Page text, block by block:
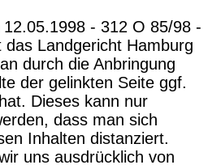
- 312 O 85/98 -
Landgericht Hamburg
durch die Anbringung
der gelinkten Seite ggf.
Dieses kann nur
dass man sich
Inhalten distanziert.
uns ausdrücklich von